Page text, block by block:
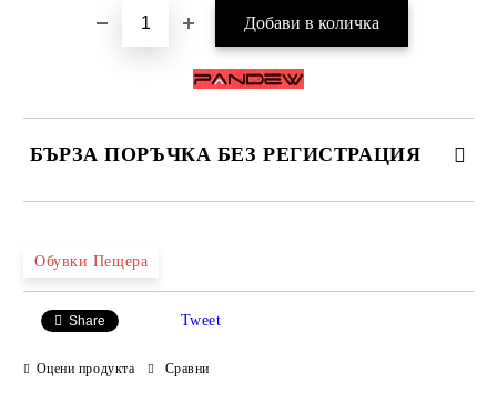
БЪРЗА ПОРЪЧКА БЕЗ РЕГИСТРАЦИЯ
Обувки Пещера
Share Tweet
Оцени продукта Сравни